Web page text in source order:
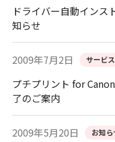
ドライバー自動インス
知らせ
2009年7月2日 サービ
プチプリント for
了のご案内
2009年5月20日 お知ら